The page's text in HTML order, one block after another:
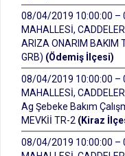
08/04/2019 10:00:00 –
MAHALLESİ,
ARIZA ONARIM BAKIM
GRB) (Ödemiş İlçesi)
08/04/2019 10:00:00 –
MAHALLESİ,
Ag Şebeke Bakım
MEVKİİ TR-2 (Kiraz
08/04/2019 10:00:00 –